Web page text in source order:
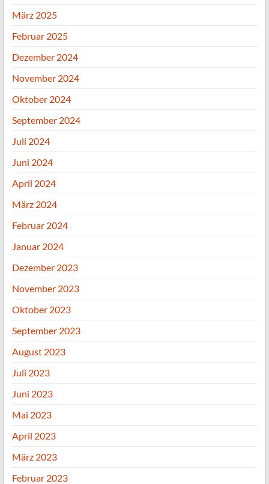
März 2025
Februar 2025
Dezember 2024
November 2024
Oktober 2024
September 2024
Juli 2024
Juni 2024
April 2024
März 2024
Februar 2024
Januar 2024
Dezember 2023
November 2023
Oktober 2023
September 2023
August 2023
Juli 2023
Juni 2023
Mai 2023
April 2023
März 2023
Februar 2023